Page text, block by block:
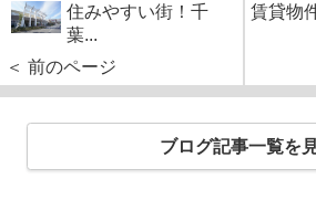
住みやすい街！千
葉...
＜ 前のページ
賃貸物
ブログ記事一覧を